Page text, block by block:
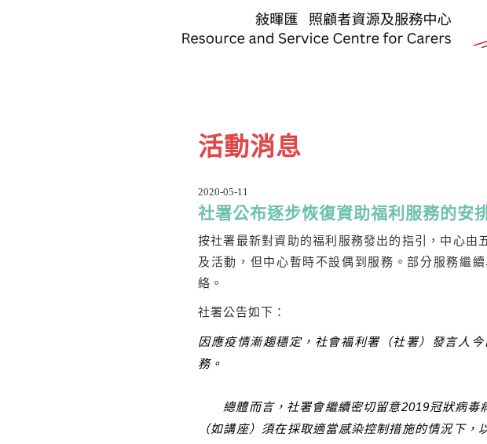
活動消息
2020-05-11
社署公布逐步恢復資助福利服務的安
按社署最新對資助的福利服務發出的指引，中心由
及活動，但中心暫時不設偶到服務。部分服務繼
絡。
社署公告如下：
因應疫情漸趨穩定，社會福利署（社署）發言人
務。
總體而言，社署會繼續密切留意2019冠狀病毒
（如講座）須在採取適當感染控制措施的情況下